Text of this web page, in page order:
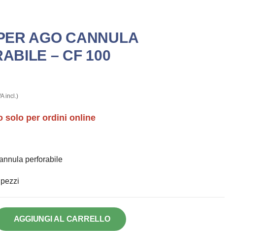
AGO CANNULA
– CF 100
incl.)
solo per ordini online
perforabile
AGGIUNGI AL CARRELLO